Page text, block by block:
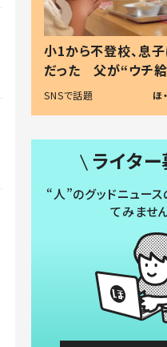
小1から不登校、息子
だった 父が“ウチ
る理由とは #令和
SNSで話題 ほ
ライター
“人”のグッドニュー
てみませ